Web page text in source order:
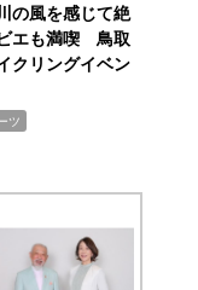
の風を感じて絶
エも満喫 鳥取
クリングイベン
ツ